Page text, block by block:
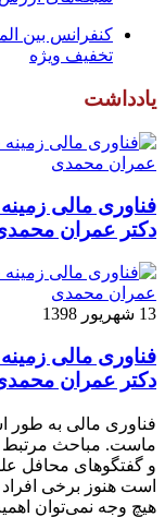
تخفیف ویژه
یادداشت
فناوری مالی
دکتر عمران
13 شهریور 1398
فناوری مالی
دکتر عمران
فناوری مالی به طور
ماست. مباحث مرتبط
و گفتگوهای محافل
است هنوز برخی افراد
هیچ وجه نمی‌توان